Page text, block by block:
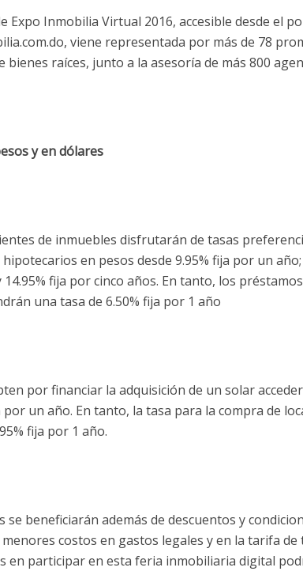
Expo Inmobilia Virtual 2016, accesible desde el
viene representada por más de 78
bienes raíces, junto a la asesoría de más 800
y en dólares
de inmuebles disfrutarán de tasas
en pesos desde 9.95% fija por un
fija por cinco años. En tanto, los
una tasa de 6.50% fija por 1 año
por financiar la adquisición de un solar
por un año. En tanto, la tasa para la compra de
fija por 1 año.
se beneficiarán además de descuentos y
costos en gastos legales y en la tarifa de
en participar en esta feria inmobiliaria digital